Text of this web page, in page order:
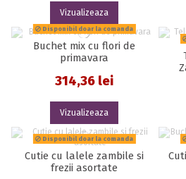
Vizualizeaza
Disponibil doar la comanda
Buchet mix cu flori de
primavara
314,36 lei
Vizualizeaza
Disponibil doar la comanda
Cutie cu lalele zambile si
frezii asortate